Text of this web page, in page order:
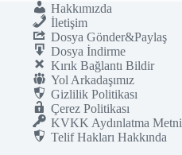
Hakkımızda
İletişim
Dosya Gönder&Paylaş
Dosya İndirme
Kırık Bağlantı Bildir
Yol Arkadaşımız
Gizlilik Politikası
Çerez Politikası
KVKK Aydınlatma Metni
Telif Hakları Hakkında